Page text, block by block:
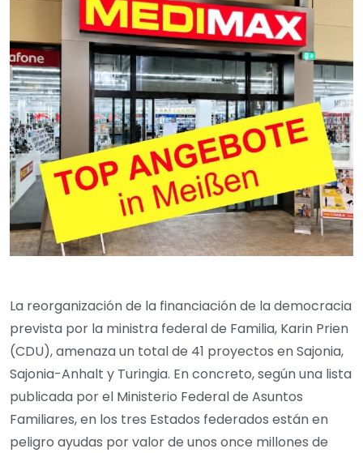
La reorganización de la financiación de la democracia
prevista por la ministra federal de Familia, Karin Prien
(CDU), amenaza un total de 41 proyectos en Sajonia,
Sajonia-Anhalt y Turingia. En concreto, según una lista
publicada por el Ministerio Federal de Asuntos
Familiares, en los tres Estados federados están en
peligro ayudas por valor de unos once millones de